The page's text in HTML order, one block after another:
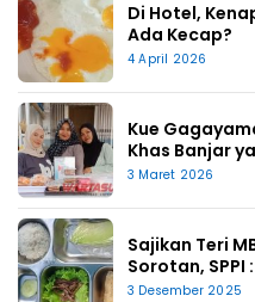
Di Hotel,
Ada Kecap?
4 April 2026
Kue
Khas Banjar
3 Maret 2026
Sajikan Teri
Sorotan, SPPI
3 Desember 2025